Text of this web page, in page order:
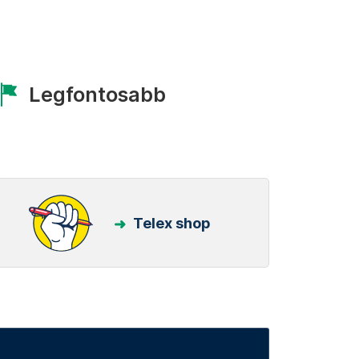
Legfontosabb
Telex shop